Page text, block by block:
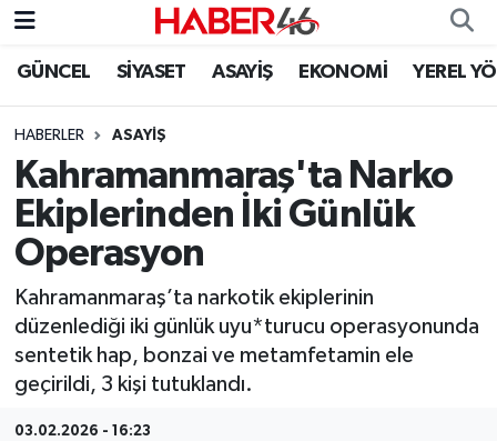
GÜNCEL SİYASET ASAYİŞ EKONOMİ YEREL
HABERLER ASAYİŞ
Kahramanmaraş'ta Narko
Ekiplerinden İki Günlük
Operasyon
Kahramanmaraş’ta narkotik ekiplerinin
düzenlediği iki günlük uyu*turucu operasyonunda
sentetik hap, bonzai ve metamfetamin ele
geçirildi, 3 kişi tutuklandı.
03.02.2026 - 16:23
GÜNCEL
SİYASET
EKONOMİ
SPOR
YAŞAM
TEKNOLOJİ
SAĞLIK
Nöbetçi Eczaneler
Hava Durumu
Kahramanmaraş Namaz Vakitleri
Trafik Durumu
Süper Lig Puan Durumu ve Fikstür
Tüm Manşetler
Son Dakika Haberleri